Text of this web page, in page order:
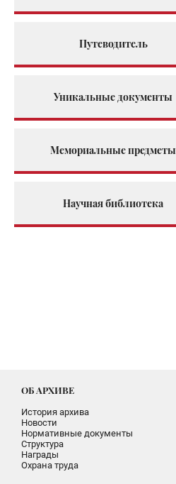
Путеводитель
Уникальные документы
Мемориальные предметы
Научная библиотека
ОБ АРХИВЕ
История архива
Новости
Нормативные документы
Структура
Награды
Охрана труда